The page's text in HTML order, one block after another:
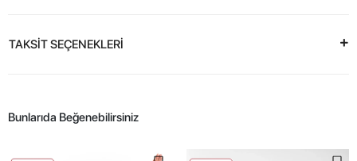
TAKSİT SEÇENEKLERİ
Bunlarıda Beğenebilirsiniz